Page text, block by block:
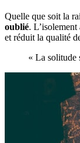
Quelle que soit la
oublié.
et réduit la qualité
« La solitude